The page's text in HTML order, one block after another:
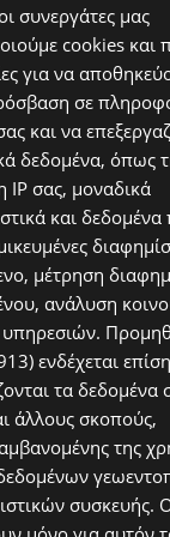
Από την προσωπική
– Αναλαμβάνει το
στον ΔΗΣΥ
«Ο άνθρωπος
που επιφύλαξαν τα
Ζητά τη στήριξη
συνεργάτες μας
cookies και
για να
σε
και να
δεδομένα, όπως
IP σας, μοναδικά
και δεδομένα
μέτρηση
ανάλυση
ενδέχεται
τα δεδομένα
άλλους σκοπούς,
της
συσκευής.